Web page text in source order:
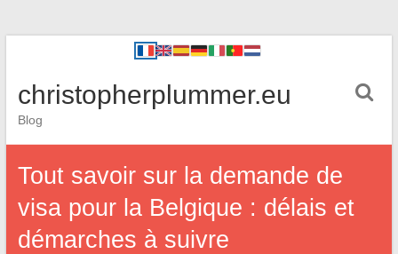
christopherplummer.eu
Blog
Tout savoir sur la demande de
visa pour la Belgique : délais et
démarches à suivre